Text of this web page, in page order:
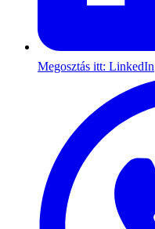
Megosztás itt: LinkedIn